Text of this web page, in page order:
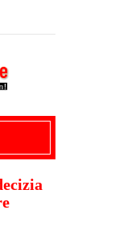
giurgiu,
politice, social
dezvaluiri,
locale